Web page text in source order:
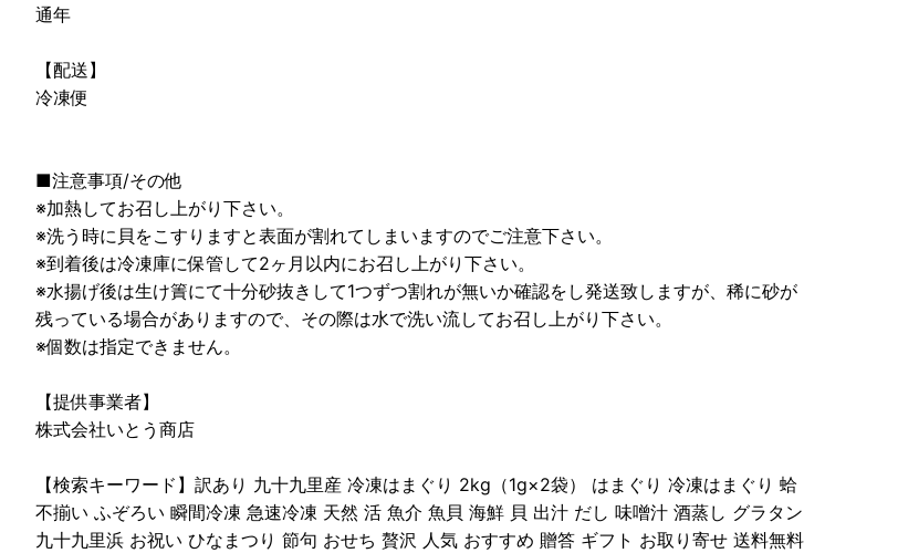
通年
【配送】
冷凍便
■注意事項/その他
※加熱してお召し上がり下さい。
※洗う時に貝をこすりますと表面が割れてしまいますのでご注意下さい。
※到着後は冷凍庫に保管して2ヶ月以内にお召し上がり下さい。
※水揚げ後は生け簀にて十分砂抜きして1つずつ割れが無いか確認をし発送致しますが、稀に砂が
残っている場合がありますので、その際は水で洗い流してお召し上がり下さい。
※個数は指定できません。
【提供事業者】
株式会社いとう商店
【検索キーワード】訳あり 九十九里産 冷凍はまぐり 2kg（1g×2袋） はまぐり 冷凍はまぐり 蛤
不揃い ふぞろい 瞬間冷凍 急速冷凍 天然 活 魚介 魚貝 海鮮 貝 出汁 だし 味噌汁 酒蒸し グラタン
九十九里浜 お祝い ひなまつり 節句 おせち 贅沢 人気 おすすめ 贈答 ギフト お取り寄せ 送料無料